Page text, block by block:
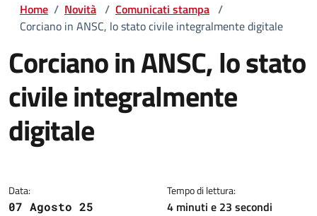
Home / Novità / Comunicati stampa /
Corciano in ANSC, lo stato civile integralmente digitale
Corciano in ANSC, lo stato
civile integralmente
digitale
Data:
07 Agosto 25
Tempo di lettura:
4 minuti e 23 secondi